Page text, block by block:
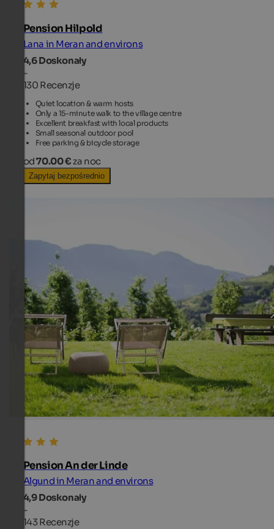
Pension Hilpold
Lana in Meran and environs
4,6Doskonały
-
130 Recenzje
Quiet location & warm hosts
Only a 15-minute walk to the village centre
Excellent breakfast with local products
Small seasonal outdoor pool
Free parking & bicycle storage
od70.00 € za noc
Zapytaj bezpośrednio
Pension An der Linde
Algund in Meran and environs
4,9Doskonały
-
143 Recenzje